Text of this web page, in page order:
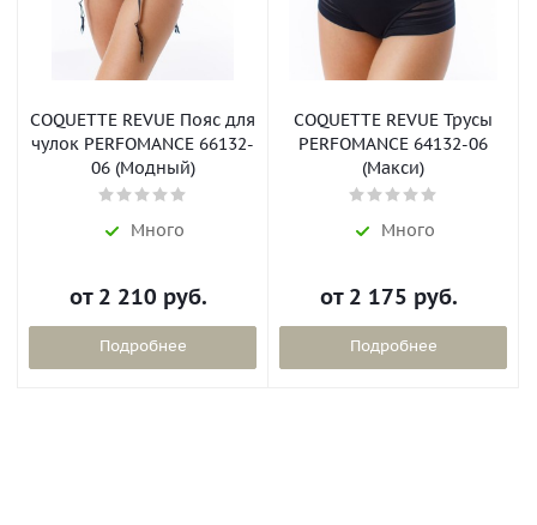
COQUETTE REVUE Пояс для
чулок PERFOMANCE 66132-
06 (Модный)
Много
от 2 210 руб.
Подробнее
COQUETTE REVUE Трусы
PERFOMANCE 64132-06
(Макси)
Много
от 2 175 руб.
Подробнее